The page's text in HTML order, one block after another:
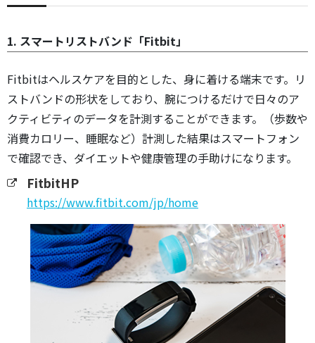
1. スマートリストバンド「Fitbit」
Fitbitはヘルスケアを目的とした、身に着ける端末です。リ
ストバンドの形状をしており、腕につけるだけで日々のア
クティビティのデータを計測することができます。（歩数や
消費カロリー、睡眠など）計測した結果はスマートフォン
で確認でき、ダイエットや健康管理の手助けになります。
FitbitHP
https://www.fitbit.com/jp/home